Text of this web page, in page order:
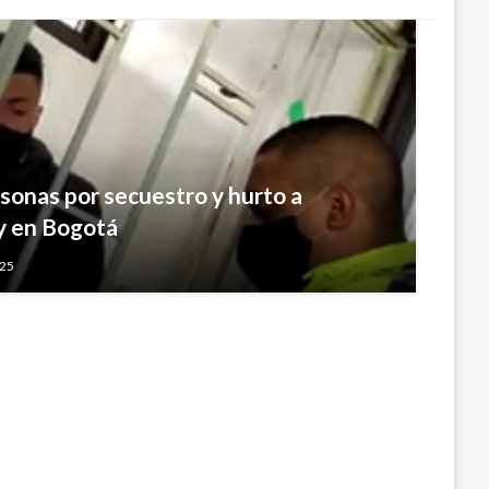
por secuestro y hurto a
en Bogotá
guía para atender la desnutrición
27, 2019